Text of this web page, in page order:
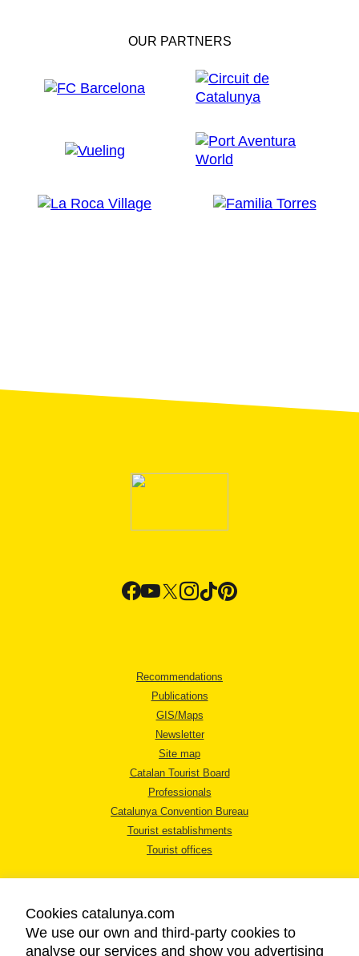
OUR PARTNERS
Recommendations
Publications
GIS/Maps
Newsletter
Site map
Catalan Tourist Board
Professionals
Catalunya Convention Bureau
Tourist establishments
Tourist offices
Cookies catalunya.com
We use our own and third-party cookies to
analyse our services and show you advertising